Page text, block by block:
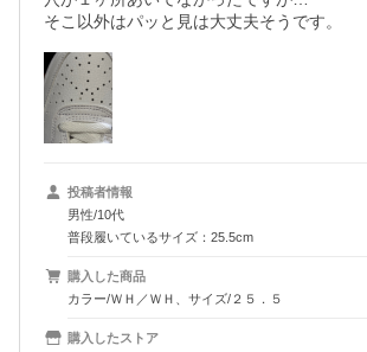
そこ以外はパッと見は大丈夫そうです。
投稿者情報
男性/10代
普段履いているサイズ：25.5cm
購入した商品
カラー/ＷＨ／ＷＨ、サイズ/２５．５
購入したストア